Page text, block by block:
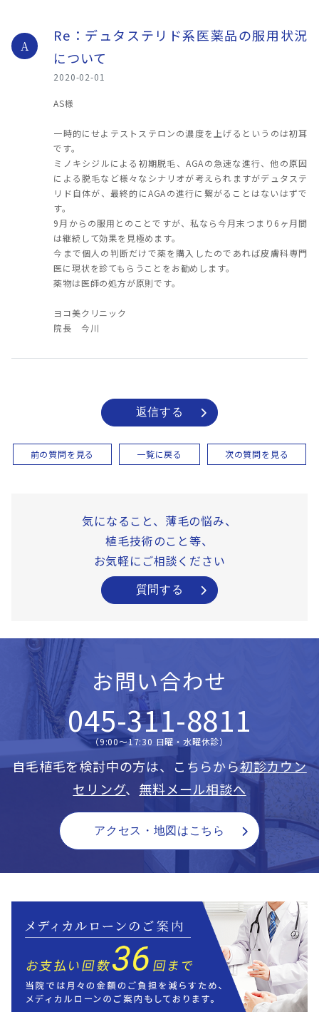
A
Re：デュタステリド系医薬品の服用状況
について
2020-02-01
AS様
一時的にせよテストステロンの濃度を上げるというのは初耳
です。
ミノキシジルによる初期脱毛、AGAの急速な進行、他の原因
による脱毛など様々なシナリオが考えられますがデュタステ
リド自体が、最終的にAGAの進行に繋がることはないはずで
す。
9月からの服用とのことですが、私なら今月末つまり6ヶ月間
は継続して効果を見極めます。
今まで個人の判断だけで薬を購入したのであれば皮膚科専門
医に現状を診てもらうことをお勧めします。
薬物は医師の処方が原則です。
ヨコ美クリニック
院長 今川
返信する
前の質問を見る 一覧に戻る 次の質問を見る
気になること、薄毛の悩み、
植毛技術のこと等、
お気軽にご相談ください
質問する
お問い合わせ
045-311-8811
（9:00〜17:30 日曜・水曜休診）
自毛植毛を検討中の方は、こちらから初診カウン
セリング、 無料メール相談へ
アクセス・地図はこちら